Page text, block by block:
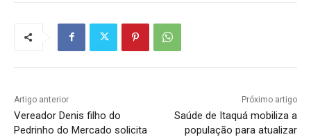
Artigo anterior
Vereador Denis filho do
Pedrinho do Mercado solicita
Próximo artigo
Saúde de Itaquá mobiliza a
população para atualizar